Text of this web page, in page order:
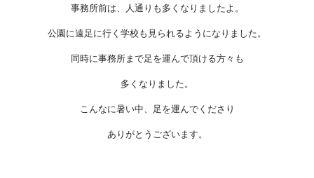
事務所前は、人通りも多くなりましたよ。
公園に遠足に行く学校も見られるようになりました。
同時に事務所まで足を運んで頂ける方々も
多くなりました。
こんなに暑い中、足を運んでくださり
ありがとうございます。